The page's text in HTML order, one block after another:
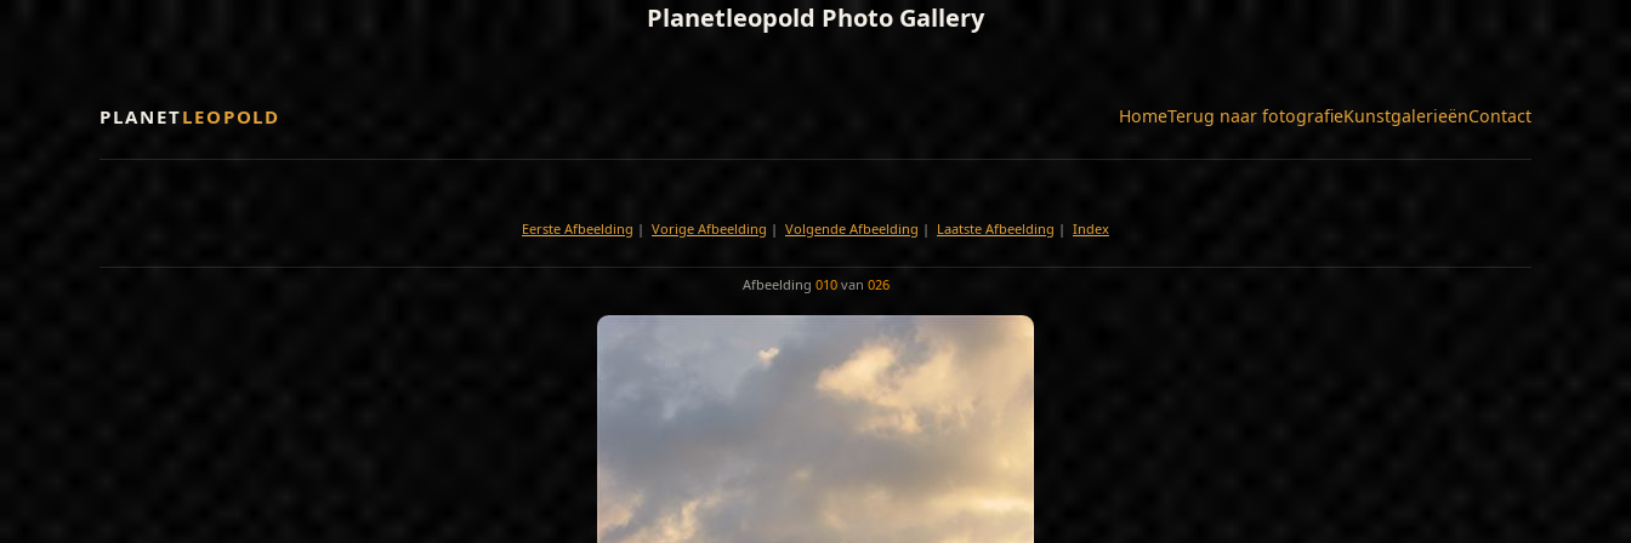
Planetleopold Photo Gallery
PLANETLEOPOLD HomeTerug naar fotografieKunstgalerieënContact
Eerste Afbeelding | Vorige Afbeelding | Volgende Afbeelding | Laatste Afbeelding | Index
Afbeelding 010van 026